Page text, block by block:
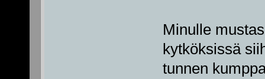
Minulle
kytköksissä
tunnen